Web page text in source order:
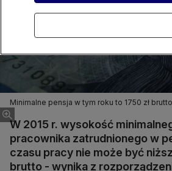
Minimalne pensja w tym roku to 1750 zł
W 2015 r. wysokość
pracownika zatrudnionego w
czasu pracy nie może być
brutto - wynika z